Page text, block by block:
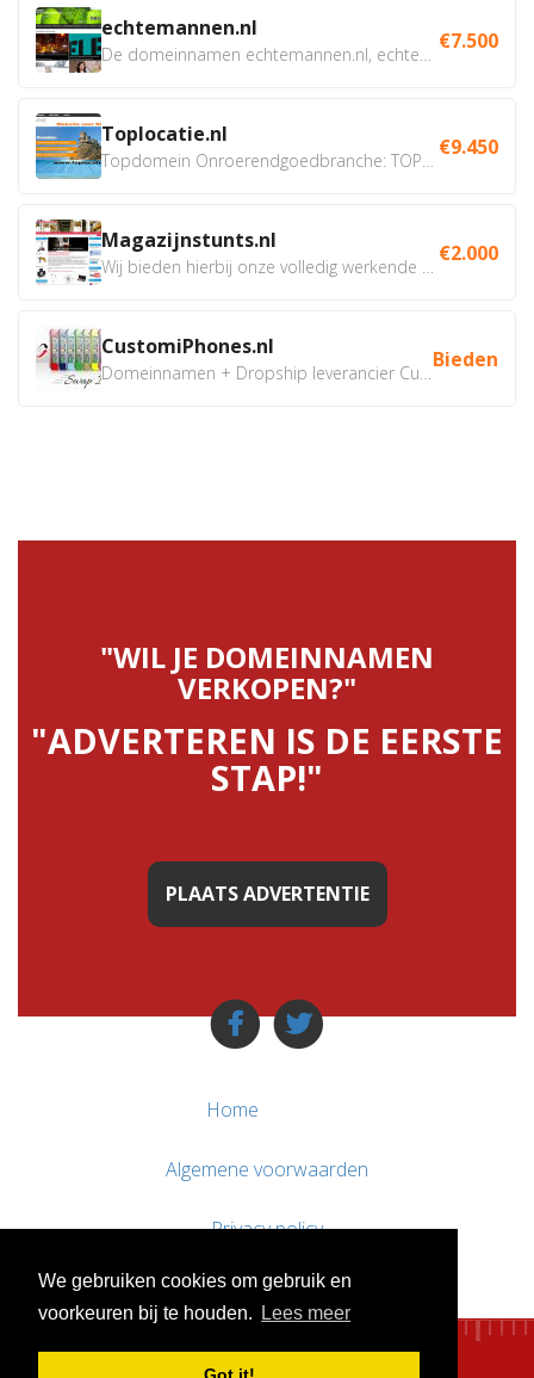
We gebruiken cookies om gebruik en
voorkeuren bij te houden.
Lees meer
echtemannen.nl €7.500
Toplocatie.nl €9.450
Magazijnstunts.nl €2.000
CustomiPhones.nl Bieden
"WIL JE DOMEINNAMEN
VERKOPEN?"
"ADVERTEREN IS DE EERSTE
STAP!"
PLAATS ADVERTENTIE
Home
Algemene voorwaarden
Privacy policy
Contact / Support